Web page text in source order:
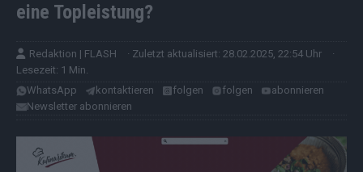
eine Topleistung?
Redaktion | FLASH · Zuletzt aktualisiert: 28.02.2025, 22:54 Uhr
·
Lesezeit: 1 Min.
WhatsApp
kontaktieren folgen folgen
abonnieren
Newsletter abonnieren